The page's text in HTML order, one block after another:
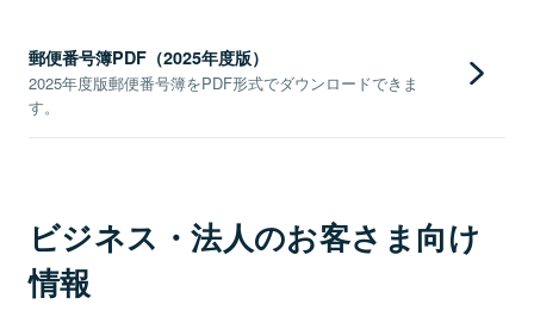
郵便番号簿PDF（2025年度版）
2025年度版郵便番号簿をPDF形式でダウンロードできま
す。
ビジネス・法人のお客さま向け
情報